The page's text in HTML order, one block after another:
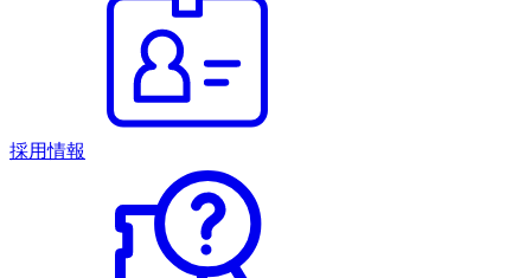
採用情報